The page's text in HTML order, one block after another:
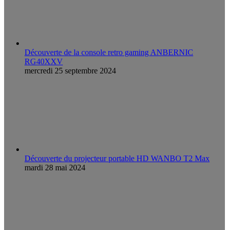
Découverte de la console retro gaming ANBERNIC
RG40XXV
mercredi 25 septembre 2024
Découverte du projecteur portable HD WANBO T2 Max
mardi 28 mai 2024